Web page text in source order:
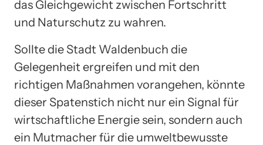
das Gleichgewicht zwischen Fortschritt
und Naturschutz zu wahren.
Sollte die Stadt Waldenbuch die
Gelegenheit ergreifen und mit den
richtigen Maßnahmen vorangehen, könnte
dieser Spatenstich nicht nur ein Signal für
wirtschaftliche Energie sein, sondern auch
ein Mutmacher für die umweltbewusste